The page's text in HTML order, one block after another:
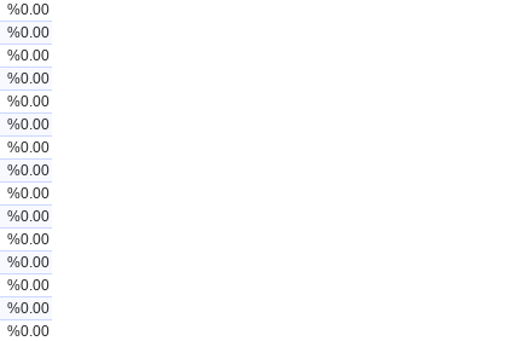
%0.00
%0.00
%0.00
%0.00
%0.00
%0.00
%0.00
%0.00
%0.00
%0.00
%0.00
%0.00
%0.00
%0.00
%0.00